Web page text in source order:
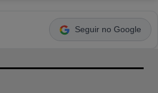
Seguir no Google